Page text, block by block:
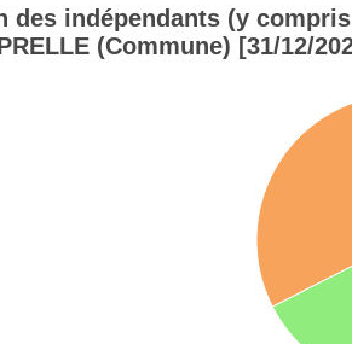
des indépendants (y
(Commune) [31/12/